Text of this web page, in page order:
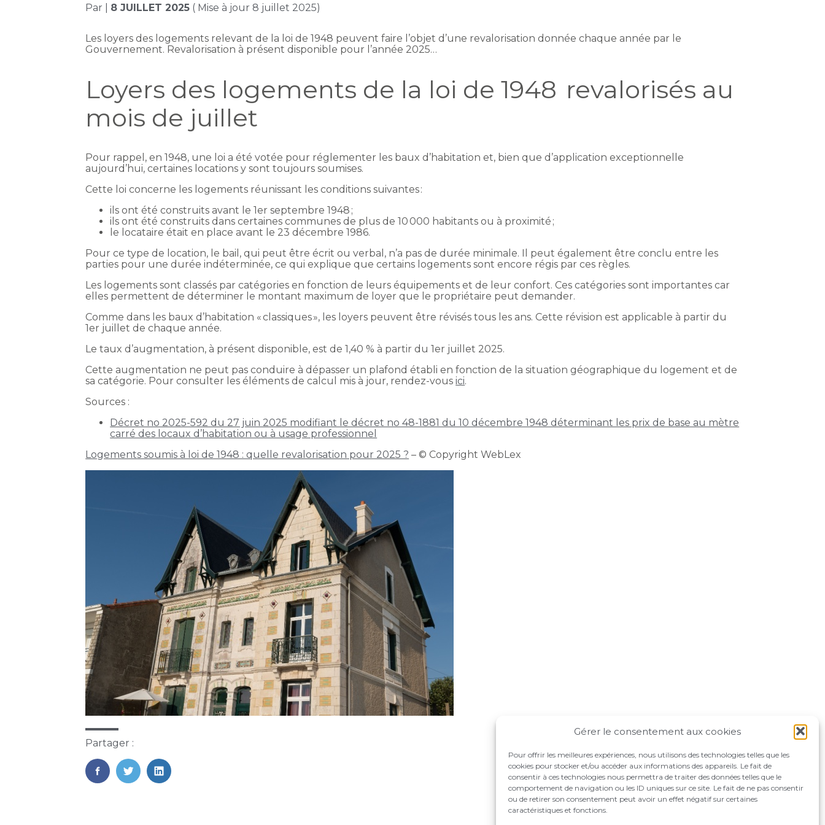
Gérer le consentement aux cookies
Pour offrir les meilleures expériences, nous utilisons des technologies telles que les
cookies pour stocker et/ou accéder aux informations des appareils. Le fait de
consentir à ces technologies nous permettra de traiter des données telles que le
comportement de navigation ou les ID uniques sur ce site. Le fait de ne pas consentir
ou de retirer son consentement peut avoir un effet négatif sur certaines
caractéristiques et fonctions.
Par 8 JUILLET 2025 ( Mise à jour 8 juillet 2025)
Les loyers des logements relevant de la loi de 1948 peuvent faire l’objet d’une revalorisation donnée chaque année par le
Gouvernement. Revalorisation à présent disponible pour l’année 2025…
Loyers des logements de la loi de 1948 revalorisés au
mois de juillet
Pour rappel, en 1948, une loi a été votée pour réglementer les baux d’habitation et, bien que d’application exceptionnelle
aujourd’hui, certaines locations y sont toujours soumises.
Cette loi concerne les logements réunissant les conditions suivantes :
ils ont été construits avant le 1er septembre 1948 ;
ils ont été construits dans certaines communes de plus de 10 000 habitants ou à proximité ;
le locataire était en place avant le 23 décembre 1986.
Pour ce type de location, le bail, qui peut être écrit ou verbal, n’a pas de durée minimale. Il peut également être conclu entre les
parties pour une durée indéterminée, ce qui explique que certains logements sont encore régis par ces règles.
Les logements sont classés par catégories en fonction de leurs équipements et de leur confort. Ces catégories sont importantes car
elles permettent de déterminer le montant maximum de loyer que le propriétaire peut demander.
Comme dans les baux d’habitation « classiques », les loyers peuvent être révisés tous les ans. Cette révision est applicable à partir du
1er juillet de chaque année.
Le taux d’augmentation, à présent disponible, est de 1,40 % à partir du 1er juillet 2025.
Cette augmentation ne peut pas conduire à dépasser un plafond établi en fonction de la situation géographique du logement et de
sa catégorie. Pour consulter les éléments de calcul mis à jour, rendez-vousici.
Sources :
Décret no 2025-592 du 27 juin 2025 modifiant le décret no 48-1881 du 10 décembre 1948 déterminant les prix de base au mètre
carré des locaux d’habitation ou à usage professionnel
Logements soumis à loi de 1948 : quelle revalorisation pour 2025 ? – © Copyright WebLex
Partager :
FaceBook
TwitterLinkedIn